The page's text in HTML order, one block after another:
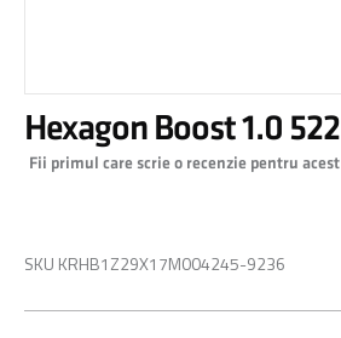
to
the
beginning
gallery
Hexagon Boost 1.0 522
Fii primul care scrie o recenzie pentru
SKU KRHB1Z29X17M004245-9236